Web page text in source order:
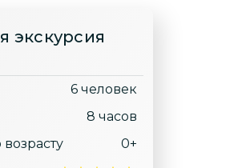
экскурсия
6 человек
8 часов
0+